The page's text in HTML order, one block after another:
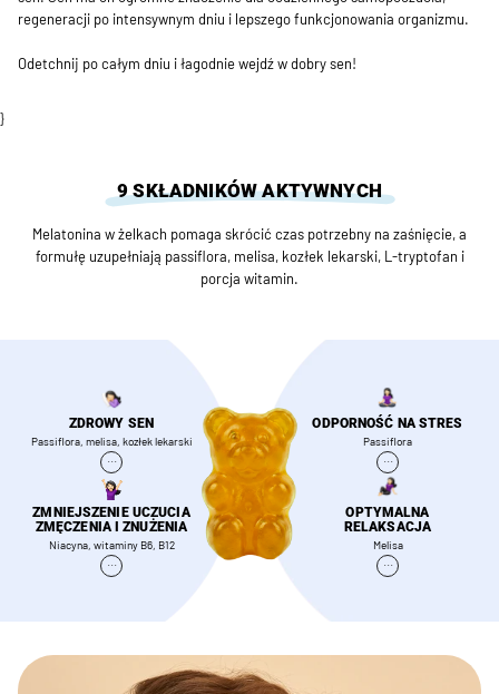
regeneracji po intensywnym dniu i lepszego funkcjonowania organizmu.
Odetchnij po całym dniu i łagodnie wejdź w dobry sen!
}
9 SKŁADNIKÓW AKTYWNYCH
Melatonina w żelkach pomaga skrócić czas potrzebny na zaśnięcie, a
formułę uzupełniają passiflora, melisa, kozłek lekarski, L-tryptofan i
porcja witamin.
ZDROWY SEN
Passiflora, melisa, kozłek lekarski
...
Passiflora
Melisa
ZMNIEJSZENIE UCZUCIA
ZMĘCZENIA I ZNUŻENIA
Niacyna, witaminy B6, B12
...
ODPORNOŚĆ NA STRES
Passiflora
...
Passiflora
OPTYMALNA
RELAKSACJA
Melisa
...